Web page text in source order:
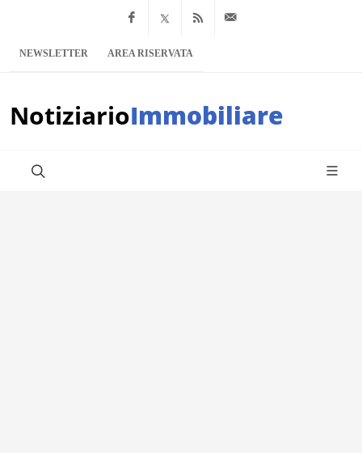
Facebook
x.com Feed RSS
NEWSLETTER AREA RISERVATA
NotiziarioImmobiliare